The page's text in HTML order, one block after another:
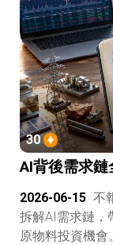
30
AI背後需求
2026-06-15 不
拆解AI需求鏈，
原物料投資機會。